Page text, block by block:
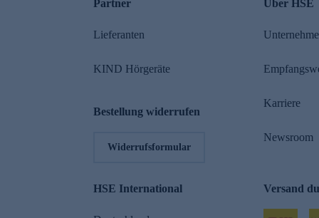
Partner
Lieferanten
KIND Hörgeräte
Bestellung widerrufen
Widerrufsformular
Über HSE
Karriere
Newsroom
HSE International Versand